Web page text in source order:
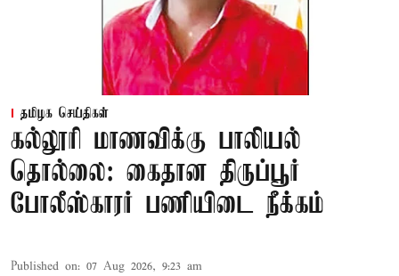
தமிழக செய்திகள்
கல்லூரி மாணவிக்கு பாலியல்
தொல்லை: கைதான திருப்பூர்
போலீஸ்காரர் பணியிடை நீக்கம்
Published on: 07 Aug 2026, 9:23 am